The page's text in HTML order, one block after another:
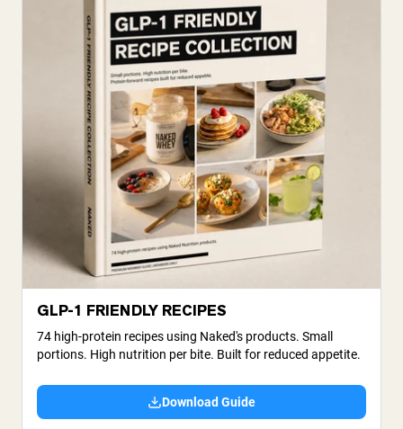
GLP-1 FRIENDLY RECIPES
74 high-protein recipes using Naked's products. Small
portions. High nutrition per bite. Built for reduced appetite.
Download Guide